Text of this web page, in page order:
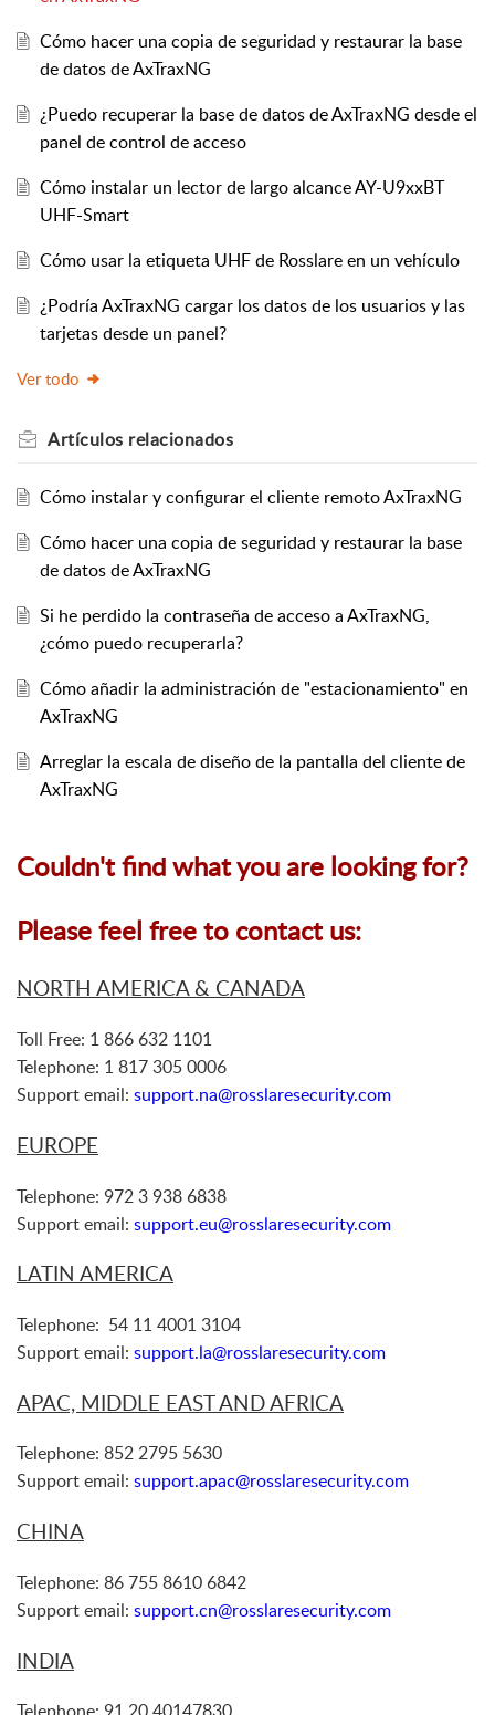
Cómo hacer una copia de seguridad y restaurar la base
de datos de AxTraxNG
¿Puedo recuperar la base de datos de AxTraxNG desde el
panel de control de acceso
Cómo instalar un lector de largo alcance AY-U9xxBT
UHF-Smart
Cómo usar la etiqueta UHF de Rosslare en un vehículo
¿Podría AxTraxNG cargar los datos de los usuarios y las
tarjetas desde un panel?
Ver todo
Artículos relacionados
Cómo instalar y configurar el cliente remoto AxTraxNG
Cómo hacer una copia de seguridad y restaurar la base
de datos de AxTraxNG
Si he perdido la contraseña de acceso a AxTraxNG,
¿cómo puedo recuperarla?
Cómo añadir la administración de "estacionamiento" en
AxTraxNG
Arreglar la escala de diseño de la pantalla del cliente de
AxTraxNG
Couldn't find what you are looking for?
Please feel free to contact us:
NORTH AMERICA & CANADA
Toll Free: 1 866 632 1101
Telephone: 1 817 305 0006
Support email: support.na@rosslaresecurity.com
EUROPE
Telephone: 972 3 938 6838
Support email: support.eu@rosslaresecurity.com
LATIN AMERICA
Telephone: 54 11 4001 3104
Support email: support.la@rosslaresecurity.com
APAC, MIDDLE EAST AND AFRICA
Telephone: 852 2795 5630
Support email: support.apac@rosslaresecurity.com
CHINA
Telephone: 86 755 8610 6842
Support email: support.cn@rosslaresecurity.com
INDIA